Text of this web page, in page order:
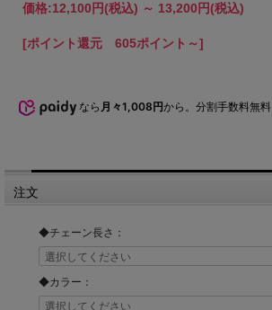
価格:12,100円(税込) ～ 13,200円(税込)
[ポイント還元 605ポイント～]
なら 月々1,008円から。分割手数料無料
注文
◆チェーン長さ：
◆カラー：